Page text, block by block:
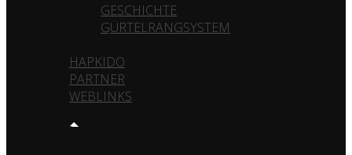
GESCHICHTE
GÜRTELRANGSYSTEM
HAPKIDO
PARTNER
WEBLINKS
NEWS